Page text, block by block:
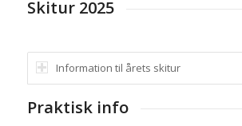
Skitur 2025
Information til årets skitur
Praktisk info